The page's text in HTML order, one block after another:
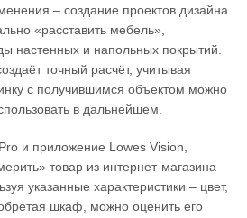
– создание проектов дизайна
«расставить мебель»,
настенных и напольных покрытий.
точный расчёт, учитывая
с получившимся объектом можно
в дальнейшем.
и приложение Lowes Vision,
товар из интернет-магазина
указанные характеристики – цвет,
шкаф, можно оценить его